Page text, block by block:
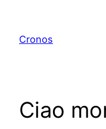
contenuto
Cronos
Ciao